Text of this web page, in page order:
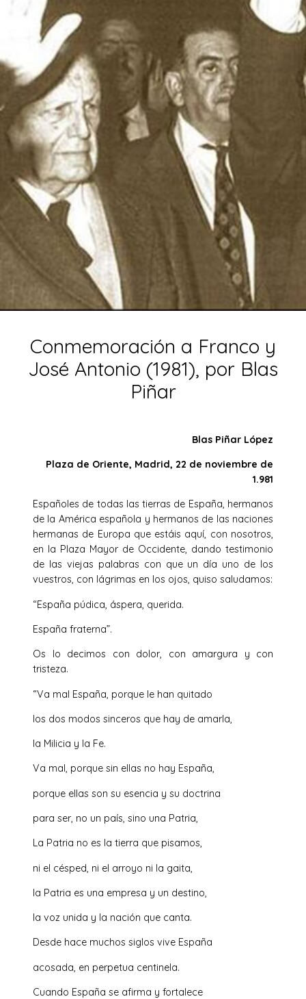
Conmemoración a Franco y
José Antonio (1981), por Blas
Piñar
Blas Piñar López
Plaza de Oriente, Madrid, 22 de noviembre de
1.981
Españoles de todas las tierras de España, hermanos
de la América española y hermanos de las naciones
hermanas de Europa que estáis aquí, con nosotros,
en la Plaza Mayor de Occidente, dando testimonio
de las viejas palabras con que un día uno de los
vuestros, con lágrimas en los ojos, quiso saludamos:
“España púdica, áspera, querida.
España fraterna”.
Os lo decimos con dolor, con amargura y con
tristeza.
“Va mal España, porque le han quitado
los dos modos sinceros que hay de amarla,
la Milicia y la Fe.
Va mal, porque sin ellas no hay España,
porque ellas son su esencia y su doctrina
para ser, no un país, sino una Patria,
La Patria no es la tierra que pisamos,
ni el césped, ni el arroyo ni la gaita,
la Patria es una empresa y un destino,
la voz unida y la nación que canta.
Desde hace muchos siglos vive España
acosada, en perpetua centinela.
Cuando España se afirma y fortalece